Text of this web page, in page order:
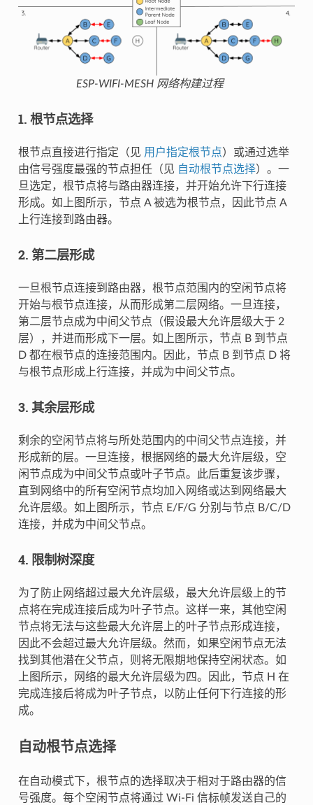
ESP-WIFI-MESH 网络构建过程
1. 根节点选择
根节点直接进行指定（见 用户指定根节点）或通过选举
由信号强度最强的节点担任（见 自动根节点选择）。一
旦选定，根节点将与路由器连接，并开始允许下行连接
形成。如上图所示，节点 A 被选为根节点，因此节点 A
上行连接到路由器。
2. 第二层形成
一旦根节点连接到路由器，根节点范围内的空闲节点将
开始与根节点连接，从而形成第二层网络。一旦连接，
第二层节点成为中间父节点（假设最大允许层级大于 2
层），并进而形成下一层。如上图所示，节点 B 到节点
D 都在根节点的连接范围内。因此，节点 B 到节点 D 将
与根节点形成上行连接，并成为中间父节点。
3. 其余层形成
剩余的空闲节点将与所处范围内的中间父节点连接，并
形成新的层。一旦连接，根据网络的最大允许层级，空
闲节点成为中间父节点或叶子节点。此后重复该步骤，
直到网络中的所有空闲节点均加入网络或达到网络最大
允许层级。如上图所示，节点 E/F/G 分别与节点 B/C/D
连接，并成为中间父节点。
4. 限制树深度
为了防止网络超过最大允许层级，最大允许层级上的节
点将在完成连接后成为叶子节点。这样一来，其他空闲
节点将无法与这些最大允许层上的叶子节点形成连接，
因此不会超过最大允许层级。然而，如果空闲节点无法
找到其他潜在父节点，则将无限期地保持空闲状态。如
上图所示，网络的最大允许层级为四。因此，节点 H 在
完成连接后将成为叶子节点，以防止任何下行连接的形
成。
自动根节点选择
在自动模式下，根节点的选择取决于相对于路由器的信
号强度。每个空闲节点将通过 Wi-Fi 信标帧发送自己的